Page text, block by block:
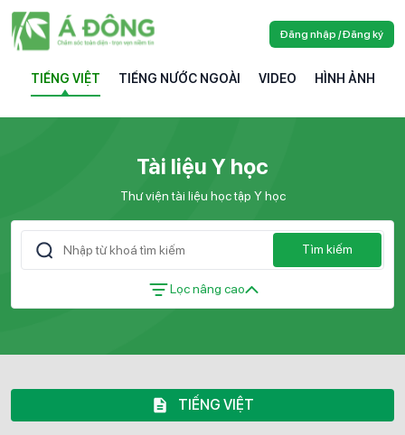
TIẾNG VIỆT TIẾNG NƯỚC NGOÀI VIDEO HÌNH ẢNH
Đăng nhập / Đăng ký
Tài liệu Y học
Thư viện tài liệu học tập Y học
Tìm kiếm
Lọc nâng cao
TIẾNG VIỆT